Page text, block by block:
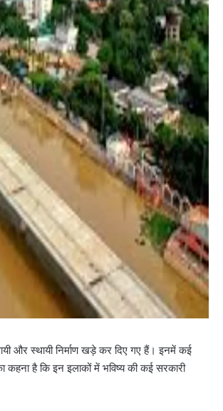
और स्थायी निर्माण खड़े कर दिए गए हैं। इनमें कई
कहना है कि इन इलाकों में भविष्य की कई सरकारी